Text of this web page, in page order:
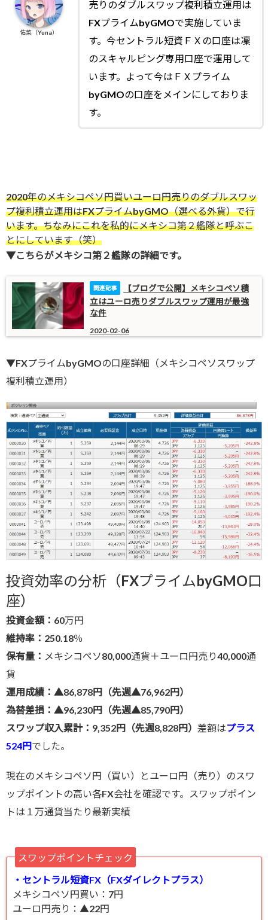
売りのダブルスワップ複利積立運用は
FXプライムbyGMOで実施していま
す。今セントラル短資ＦＸの口座は凜
のスキャルピング専用口座で運用して
います。よって今はＦＸプライム
byGMOの口座をメインにしておりま
す。
佑菜（Yuna）
2020年のメキシコペソ円買いユーロ円売りのダブルスワッ
プ複利積立運用はFXプライムbyGMO（選べる外貨）で行
います。ちなみにこれを私的にメキシコ第２艦隊と呼ぶこ
とにしています（笑）
▼こちらがメキシコ第２艦隊の詳細です。
【ブログで公開】メキシコペソ積
立はユーロ売りダブルスワップ運用が最強
な件
2020-02-06
▼FXプライムbyGMOの口座詳細（メキシコペソスワップ
複利積立運用）
投資効率の分析（FXプライムbyGMO口
座）
投資金額： 60万円
維持率： 250.18％
保有量： メキシコペソ80,000通貨＋ユーロ円売り40,000通
貨
運用成績：▲86,878円（先週▲76,962円）
為替差損：▲96,230円（先週▲85,790円）
スワップ収入累計：9,352円（先週8,828円） 差額はプラス
524円でした。
現在のメキシコペソ円（買い）とユーロ円（売り）のスワ
ップポイントの高い各FX会社を確認です。スワップポイン
トは１万通貨当たり最新実績
スワップポイントチェック
・セントラル短資FX（FXダイレクトプラス）
メキシコペソ円買い：7円
ユーロ円売り：▲22円